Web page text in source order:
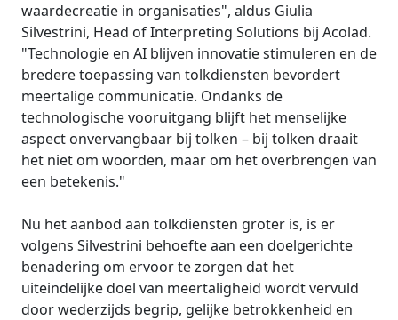
waardecreatie in organisaties", aldus Giulia
Silvestrini, Head of Interpreting Solutions bij Acolad.
"Technologie en AI blijven innovatie stimuleren en de
bredere toepassing van tolkdiensten bevordert
meertalige communicatie. Ondanks de
technologische vooruitgang blijft het menselijke
aspect onvervangbaar bij tolken – bij tolken draait
het niet om woorden, maar om het overbrengen van
een betekenis."
Nu het aanbod aan tolkdiensten groter is, is er
volgens Silvestrini behoefte aan een doelgerichte
benadering om ervoor te zorgen dat het
uiteindelijke doel van meertaligheid wordt vervuld
door wederzijds begrip, gelijke betrokkenheid en